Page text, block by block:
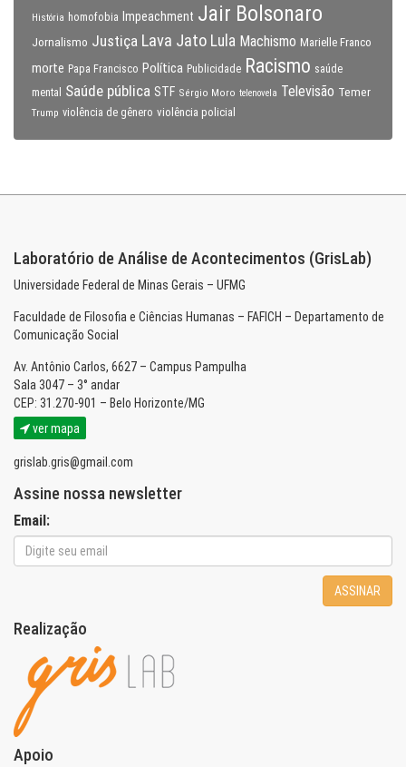
História homofobia Impeachment Jair Bolsonaro
Jornalismo Justiça Lava Jato Lula Machismo Marielle Franco
morte Papa Francisco Política Publicidade Racismo saúde
mental
Saúde pública STF Sérgio Moro telenovela Televisão Temer
Trump violência de gênero violência policial
Laboratório de Análise de Acontecimentos (GrisLab)
Universidade Federal de Minas Gerais – UFMG
Faculdade de Filosofia e Ciências Humanas – FAFICH – Departamento de
Comunicação Social
Av. Antônio Carlos, 6627 – Campus Pampulha
Sala 3047 – 3° andar
CEP: 31.270-901 – Belo Horizonte/MG
ver mapa
grislab.gris@gmail.com
Assine nossa newsletter
Email:
ASSINAR
Realização
Apoio